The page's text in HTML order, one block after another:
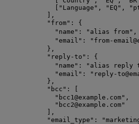
" Language " , " EQ " , "
],
"from" :
"name" : " alias from"
"email" : " from-
},
"reply-to" :
"name" : " alias reply
"email" : " reply-
},
"bcc" :
" bcc1@example.com" ,
" bcc2@example.com"
],
"email_type" : "